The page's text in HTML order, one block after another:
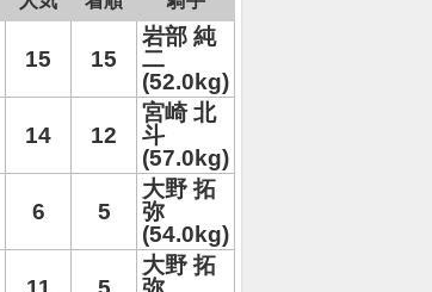
15 15
岩部 純
二
(52.0kg)
14 12
宮崎 北
斗
(57.0kg)
6 5
大野 拓
弥
(54.0kg)
大野 拓